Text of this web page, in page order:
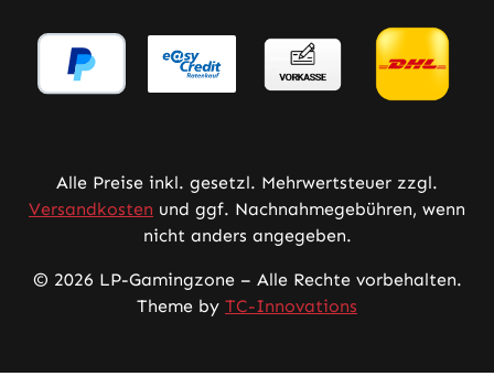
Alle Preise inkl. gesetzl. Mehrwertsteuer zzgl.
Versandkosten und ggf. Nachnahmegebühren, wenn
nicht anders angegeben.
© 2026 LP-Gamingzone – Alle Rechte vorbehalten.
Theme by TC-Innovations